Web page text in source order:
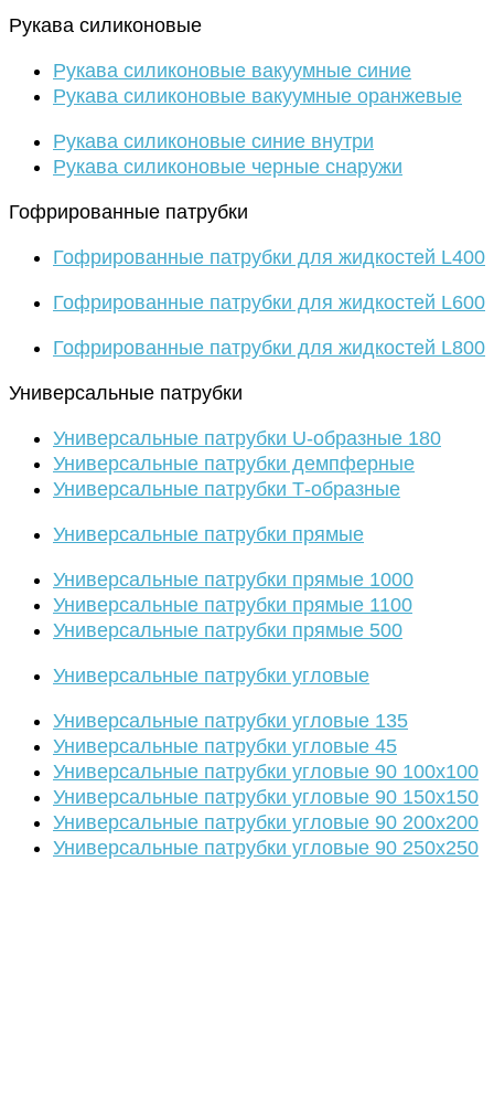
Рукава силиконовые
Рукава силиконовые вакуумные синие
Рукава силиконовые вакуумные оранжевые
Рукава силиконовые синие внутри
Рукава силиконовые черные снаружи
Гофрированные патрубки
Гофрированные патрубки для жидкостей L400
Гофрированные патрубки для жидкостей L600
Гофрированные патрубки для жидкостей L800
Универсальные патрубки
Универсальные патрубки U-образные 180
Универсальные патрубки демпферные
Универсальные патрубки Т-образные
Универсальные патрубки прямые
Универсальные патрубки прямые 1000
Универсальные патрубки прямые 1100
Универсальные патрубки прямые 500
Универсальные патрубки угловые
Универсальные патрубки угловые 135
Универсальные патрубки угловые 45
Универсальные патрубки угловые 90 100х100
Универсальные патрубки угловые 90 150х150
Универсальные патрубки угловые 90 200х200
Универсальные патрубки угловые 90 250х250